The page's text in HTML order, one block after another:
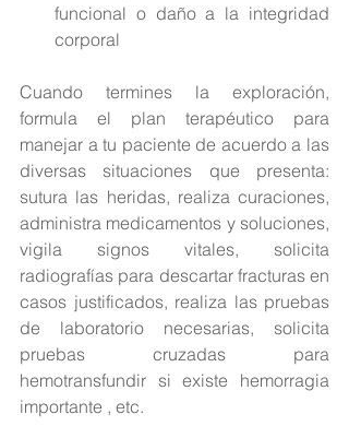
funcional o daño a la integridad
corporal
Cuando termines la exploración,
formula el plan terapéutico para
manejar a tu paciente de acuerdo a las
diversas situaciones que presenta:
sutura las heridas, realiza curaciones,
administra medicamentos y soluciones,
vigila signos vitales, solicita
radiografías para descartar fracturas en
casos justificados, realiza las pruebas
de laboratorio necesarias, solicita
pruebas cruzadas para
hemotransfundir si existe hemorragia
importante , etc.